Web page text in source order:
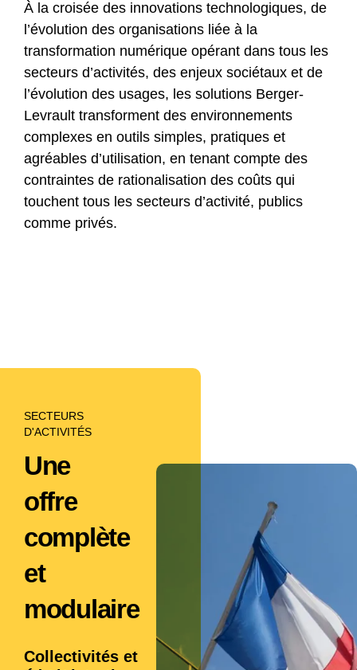
À la croisée des innovations technologiques, de
l’évolution des organisations liée à la
transformation numérique opérant dans tous les
secteurs d’activités, des enjeux sociétaux et de
l’évolution des usages, les solutions Berger-
Levrault transforment des environnements
complexes en outils simples, pratiques et
agréables d’utilisation, en tenant compte des
contraintes de rationalisation des coûts qui
touchent tous les secteurs d’activité, publics
comme privés.
SECTEURS
D'ACTIVITÉS
Une
offre
complète
et
modulaire
Collectivités et